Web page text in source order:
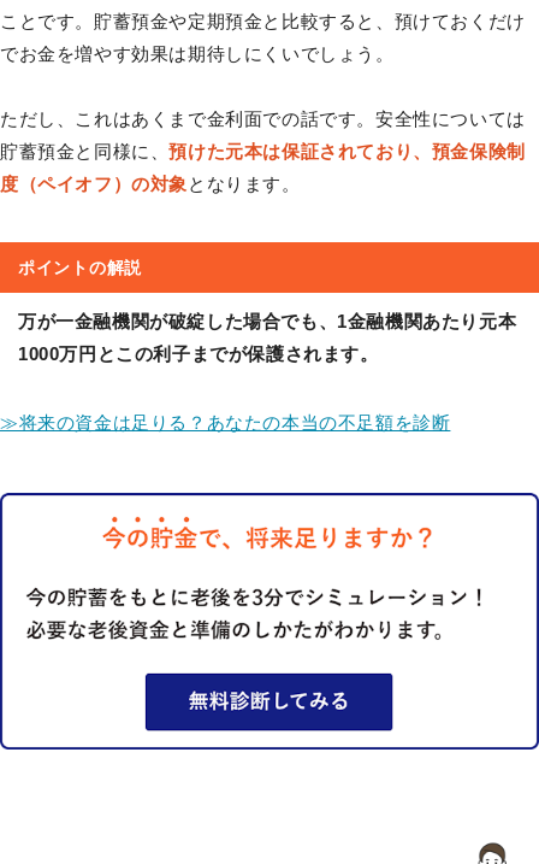
ことです。貯蓄預金や定期預金と比較すると、預けておくだけ
でお金を増やす効果は期待しにくいでしょう。
ただし、これはあくまで金利面での話です。安全性については
貯蓄預金と同様に、預けた元本は保証されており、預金保険制
度（ペイオフ）の対象 となります。
ポイントの解説
万が一金融機関が破綻した場合でも、1金融機関あたり元本
1000万円とこの利子までが保護されます。
≫将来の資金は足りる？あなたの本当の不足額を診断